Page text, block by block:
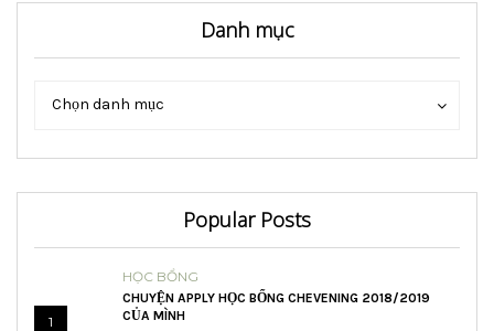
Danh mục
Chọn danh mục
Danh
Popular Posts
1
HỌC BỔNG
CHUYỆN APPLY HỌC BỔNG CHEVENING 2018/2019
CỦA MÌNH